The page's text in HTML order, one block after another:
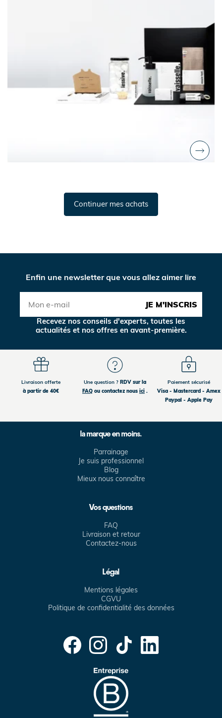
Continuer mes achats
Enfin une newsletter que vous allez aimer lire
JE M'INSCRIS
Recevez nos conseils d'experts, toutes les
actualités et nos offres en avant-première.
Livraison offerte
à partir de 40€
Une question ?RDV sur la
FAQou contactez nous ici.
Paiement sécurisé
Visa - Mastercard - Amex
Paypal - Apple Pay
la marque en moins.
Parrainage
Je suis professionnel
Blog
Mieux nous connaître
Vos questions
FAQ
Livraison et retour
Contactez-nous
Légal
Mentions légales
CGVU
Politique de confidentialité des données
FacebookInstagramTikTok
Translation